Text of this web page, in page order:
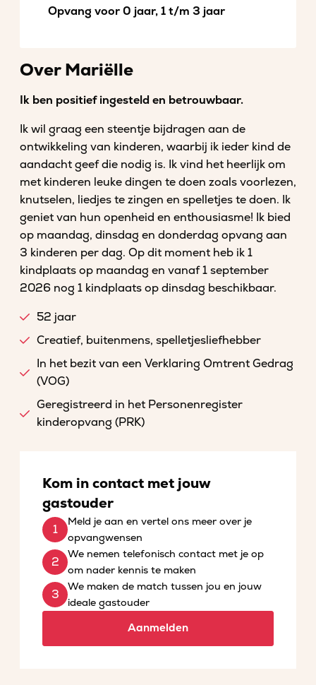
Opvang voor 0 jaar, 1 t/m 3 jaar
Over Mariëlle
Ik ben positief ingesteld en betrouwbaar.
Ik wil graag een steentje bijdragen aan de
ontwikkeling van kinderen, waarbij ik ieder kind de
aandacht geef die nodig is. Ik vind het heerlijk om
met kinderen leuke dingen te doen zoals voorlezen,
knutselen, liedjes te zingen en spelletjes te doen. Ik
geniet van hun openheid en enthousiasme! Ik bied
op maandag, dinsdag en donderdag opvang aan
3 kinderen per dag. Op dit moment heb ik 1
kindplaats op maandag en vanaf 1 september
2026 nog 1 kindplaats op dinsdag beschikbaar.
52 jaar
Creatief, buitenmens, spelletjesliefhebber
In het bezit van een Verklaring Omtrent Gedrag
(VOG)
Geregistreerd in het Personenregister
kinderopvang (PRK)
Kom in contact met jouw
gastouder
Meld je aan en vertel ons meer over je
opvangwensen
We nemen telefonisch contact met je op
om nader kennis te maken
We maken de match tussen jou en jouw
ideale gastouder
Aanmelden